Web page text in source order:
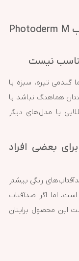
معایب و نکات احتیاطی ضد آفتاب Photoderm M
نیست
تیره، سبزه یا
هماهنگ نباشد یا
یا مدل‌های دیگر
بعضی افراد
رنگی بیشتر
اما اگر ضدآفتاب
این محصول برایتان